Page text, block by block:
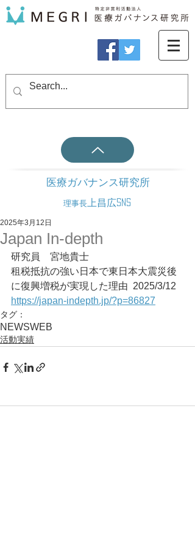
医療ガバナンス研究所
理事長 上昌広SNS
Japan In-depth
2025年3月12日
研究員　宮地貴士
租税抵抗の強い日本で東日本大震災後
に復興増税が実現した理由	2025/3/12
https://japan-indepth.jp/?p=86827
タグ：
NEWSWEB
活動実績